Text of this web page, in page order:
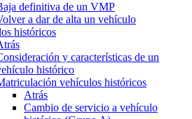
definitiva de un VMP
a dar de alta un vehículo
históricos
y características de un
histórico
vehículos históricos
Atrás
Cambio de servicio a vehículo